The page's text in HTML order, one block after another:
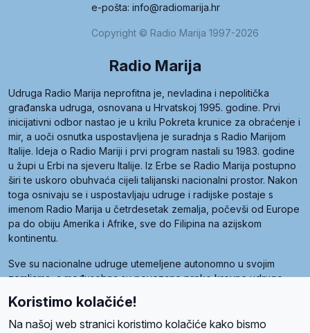
e-pošta: info@radiomarija.hr
Copyright © Radio Marija 1997-2026
Radio Marija
Udruga Radio Marija neprofitna je, nevladina i nepolitička
građanska udruga, osnovana u Hrvatskoj 1995. godine. Prvi
inicijativni odbor nastao je u krilu Pokreta krunice za obraćenje i
mir, a uoči osnutka uspostavljena je suradnja s Radio Marijom
Italije. Ideja o Radio Mariji i prvi program nastali su 1983. godine
u župi u Erbi na sjeveru Italije. Iz Erbe se Radio Marija postupno
širi te uskoro obuhvaća cijeli talijanski nacionalni prostor. Nakon
toga osnivaju se i uspostavljaju udruge i radijske postaje s
imenom Radio Marija u četrdesetak zemalja, počevši od Europe
pa do obiju Amerika i Afrike, sve do Filipina na azijskom
kontinentu.
Sve su nacionalne udruge utemeljene autonomno u svojim
zemljama, a međusobna su povezane preko krovne udruge
Radio Maria). Svjetsku obitelj utemeljilo je sedam članica, među
kojima je i hrvatska Udruga Radio Marija.
Koristimo kolačiće!
Na našoj web stranici koristimo kolačiće kako bismo